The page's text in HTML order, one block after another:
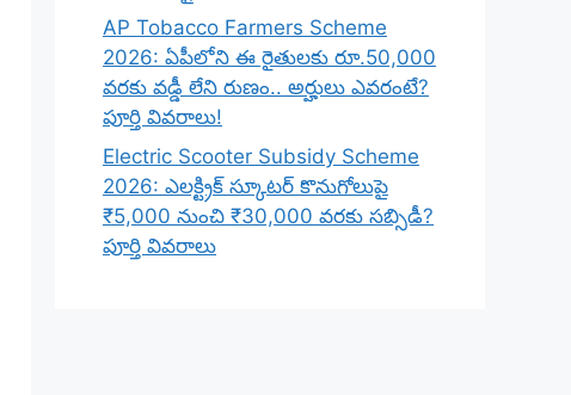
AP Tobacco Farmers Scheme
2026: ఏపీలోని ఈ రైతులకు రూ.50,000
వరకు వడ్డీ లేని రుణం.. అర్హులు ఎవరంటే?
పూర్తి వివరాలు!
Electric Scooter Subsidy Scheme
2026: ఎలక్ట్రిక్ స్కూటర్ కొనుగోలుపై
₹5,000 నుంచి ₹30,000 వరకు సబ్సిడీ?
పూర్తి వివరాలు